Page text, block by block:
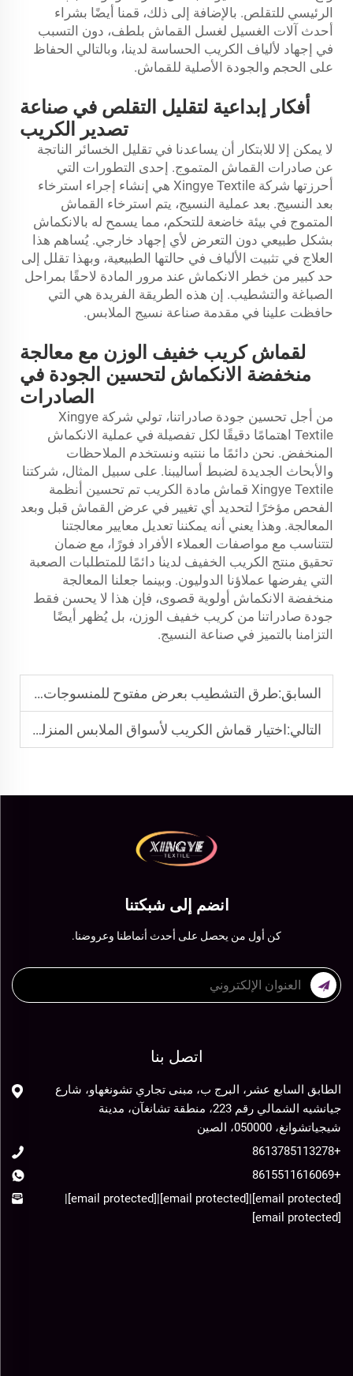
الرئيسي للتقلص. بالإضافة إلى ذلك، قمنا أيضًا بشراء
أحدث آلات الغسيل لغسل القماش بلطف، دون التسبب
في إجهاد لألياف الكريب الحساسة لدينا، وبالتالي الحفاظ
على الحجم والجودة الأصلية للقماش.
أفكار إبداعية لتقليل التقلص في صناعة
تصدير الكريب
لا يمكن إلا للابتكار أن يساعدنا في تقليل الخسائر الناتجة
عن صادرات القماش المتموج. إحدى التطورات التي
أحرزتها شركة Xingye Textile هي إنشاء إجراء استرخاء
بعد النسيج. بعد عملية النسيج، يتم استرخاء القماش
المتموج في بيئة خاضعة للتحكم، مما يسمح له بالانكماش
بشكل طبيعي دون التعرض لأي إجهاد خارجي. يُساهم هذا
العلاج في تثبيت الألياف في حالتها الطبيعية، وبهذا تقلل إلى
حد كبير من خطر الانكماش عند مرور المادة لاحقًا بمراحل
الصباغة والتشطيب. إن هذه الطريقة الفريدة هي التي
حافظت علينا في مقدمة صناعة نسيج الملابس.
لقماش كريب خفيف الوزن مع معالجة
منخفضة الانكماش لتحسين الجودة في
الصادرات
من أجل تحسين جودة صادراتنا، تولي شركة Xingye
Textile اهتمامًا دقيقًا لكل تفصيلة في عملية الانكماش
المنخفض. نحن دائمًا ما ننتبه ونستخدم الملاحظات
والأبحاث الجديدة لضبط أساليبنا. على سبيل المثال، شركتنا
Xingye Textile قماش مادة الكريب تم تحسين أنظمة
الفحص مؤخرًا لتحديد أي تغيير في عرض القماش قبل وبعد
المعالجة. وهذا يعني أنه يمكننا تعديل معايير معالجتنا
لتتناسب مع مواصفات العملاء الأفراد فورًا، مع ضمان
تحقيق منتج الكريب الخفيف لدينا دائمًا للمتطلبات الصعبة
التي يفرضها عملاؤنا الدوليون. وبينما جعلنا المعالجة
منخفضة الانكماش أولوية قصوى، فإن هذا لا يحسن فقط
جودة صادراتنا من كريب خفيف الوزن، بل يُظهر أيضًا
التزامنا بالتميز في صناعة النسيج.
السابق:طرق التشطيب بعرض مفتوح للمنسوجات المموجة
التالي:اختيار قماش الكريب لأسواق الملابس المنزلية والملابس الرياضية
انضم إلى شبكتنا
كن أول من يحصل على أحدث أنماطنا وعروضنا.
اتصل بنا
الطابق السابع عشر، البرج ب، مبنى تجاري تشونغهاو، شارع
جيانشيه الشمالي رقم 223، منطقة تشانغآن، مدينة
شيجياتشوانغ، 050000، الصين
+8613785113278
+8615511616069
[email protected]
|
[email protected]
|
[email protected]
|
[email protected]